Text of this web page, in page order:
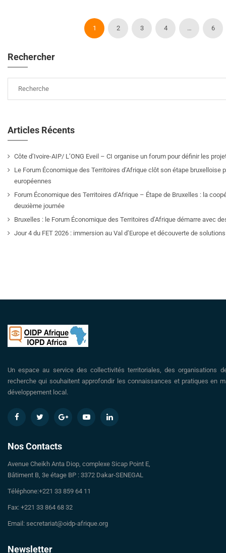
1 2 3 4 … 6
Rechercher
Articles Récents
Côte d’Ivoire-AIP/ L’ONG Eveil – CI organise un forum pour définir les
Le Forum Économique des Territoires d’Afrique clôt son étape
européennes
Forum Économique des Territoires d’Afrique – Étape de Bruxelles : la
deuxième journée
Bruxelles : le Forum Économique des Territoires d’Afrique démarre avec
Jour 4 du FET 2026 : immersion au Val d’Europe et découverte de
Un espace au service des collectivités territoriales, des organisations
recherche qui souhaitent approfondir les connaissances et pratiques en
développement local.
Nos Contacts
Avenue Cheikh Anta Diop, complexe Sicap Point E,
Bâtiment B, 3e étage BP : 3372 Dakar-SENEGAL
Téléphone:+221 33 859 64 11
Fax: +221 33 864 68 32
Email: secretariat@oidp-afrique.org
Newsletter